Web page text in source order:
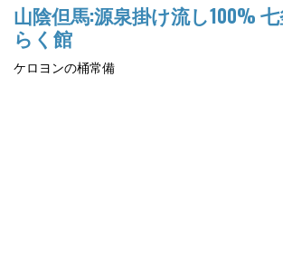
山陰但馬:源泉掛け流し100%
らく館
ケロヨンの桶常備